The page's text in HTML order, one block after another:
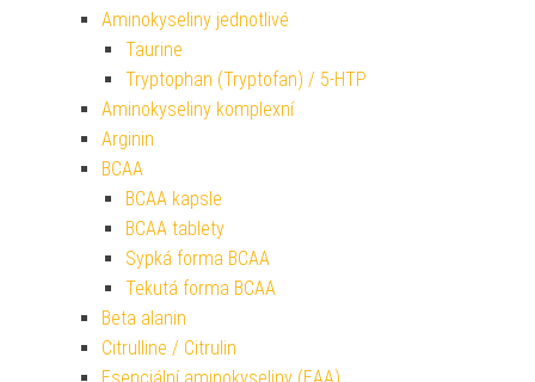
Aminokyseliny jednotlivé
Taurine
Tryptophan (Tryptofan) / 5-HTP
Aminokyseliny komplexní
Arginin
BCAA
BCAA kapsle
BCAA tablety
Sypká forma BCAA
Tekutá forma BCAA
Beta alanin
Citrulline / Citrulin